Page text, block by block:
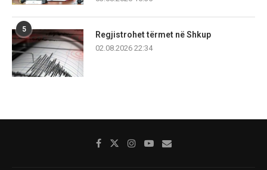
5
Regjistrohet tërmet në Shkup
02.08.2026 22:34